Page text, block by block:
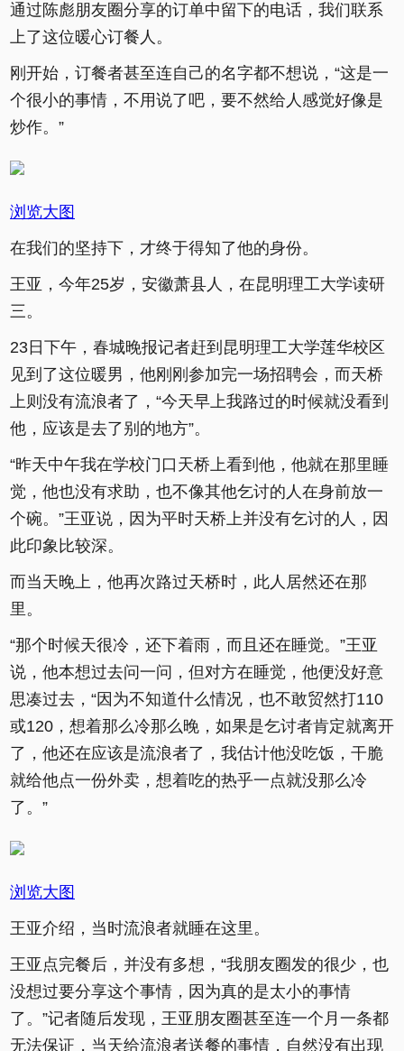
通过陈彪朋友圈分享的订单中留下的电话，我们联系
上了这位暖心订餐人。
刚开始，订餐者甚至连自己的名字都不想说，“这是一
个很小的事情，不用说了吧，要不然给人感觉好像是
炒作。”
浏览大图
在我们的坚持下，才终于得知了他的身份。
王亚，今年25岁，安徽萧县人，在昆明理工大学读研
三。
23日下午，春城晚报记者赶到昆明理工大学莲华校区
见到了这位暖男，他刚刚参加完一场招聘会，而天桥
上则没有流浪者了，“今天早上我路过的时候就没看到
他，应该是去了别的地方”。
“昨天中午我在学校门口天桥上看到他，他就在那里睡
觉，他也没有求助，也不像其他乞讨的人在身前放一
个碗。”王亚说，因为平时天桥上并没有乞讨的人，因
此印象比较深。
而当天晚上，他再次路过天桥时，此人居然还在那
里。
“那个时候天很冷，还下着雨，而且还在睡觉。”王亚
说，他本想过去问一问，但对方在睡觉，他便没好意
思凑过去，“因为不知道什么情况，也不敢贸然打110
或120，想着那么冷那么晚，如果是乞讨者肯定就离开
了，他还在应该是流浪者了，我估计他没吃饭，干脆
就给他点一份外卖，想着吃的热乎一点就没那么冷
了。”
浏览大图
王亚介绍，当时流浪者就睡在这里。
王亚点完餐后，并没有多想，“我朋友圈发的很少，也
没想过要分享这个事情，因为真的是太小的事情
了。”记者随后发现，王亚朋友圈甚至连一个月一条都
无法保证，当天给流浪者送餐的事情，自然没有出现